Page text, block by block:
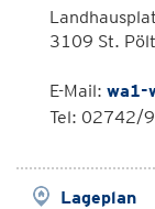
3109 St.
E-Mail: wa1-
Tel: 02742/
Lageplan